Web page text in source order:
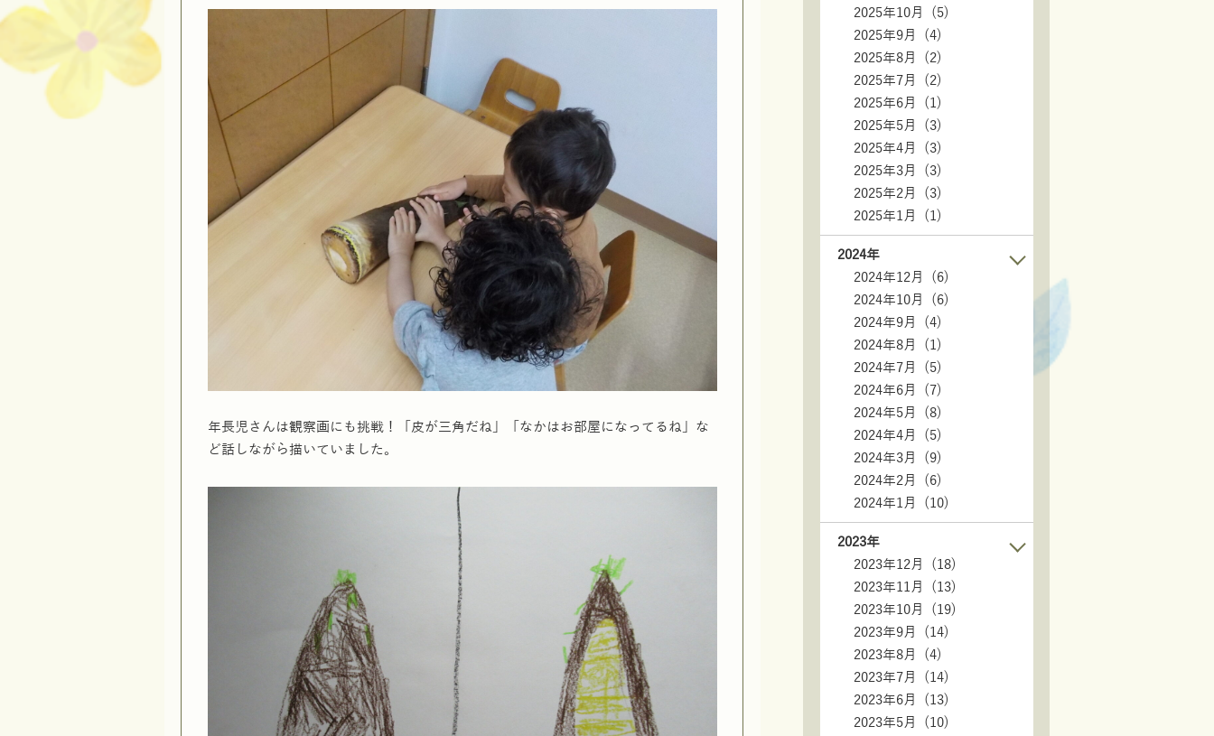
年長児さんは観察画にも挑戦！「皮が三角だね」「なかはお部屋になってるね」な
ど話しながら描いていました。
2025年10月 (5)
2025年9月 (4)
2025年8月 (2)
2025年7月 (2)
2025年6月 (1)
2025年5月 (3)
2025年4月 (3)
2025年3月 (3)
2025年2月 (3)
2025年1月 (1)
2024年
2024年12月 (6)
2024年10月 (6)
2024年9月 (4)
2024年8月 (1)
2024年7月 (5)
2024年6月 (7)
2024年5月 (8)
2024年4月 (5)
2024年3月 (9)
2024年2月 (6)
2024年1月 (10)
2023年
2023年12月 (18)
2023年11月 (13)
2023年10月 (19)
2023年9月 (14)
2023年8月 (4)
2023年7月 (14)
2023年6月 (13)
2023年5月 (10)